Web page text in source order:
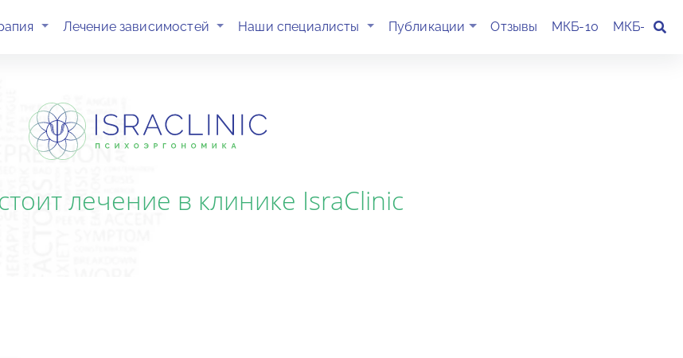
(current)Лечение зависимостей (current)Наши специалисты (current)Публикации Отзывы МКБ-10 МКБ-11
лечение в клинике IsraClinic